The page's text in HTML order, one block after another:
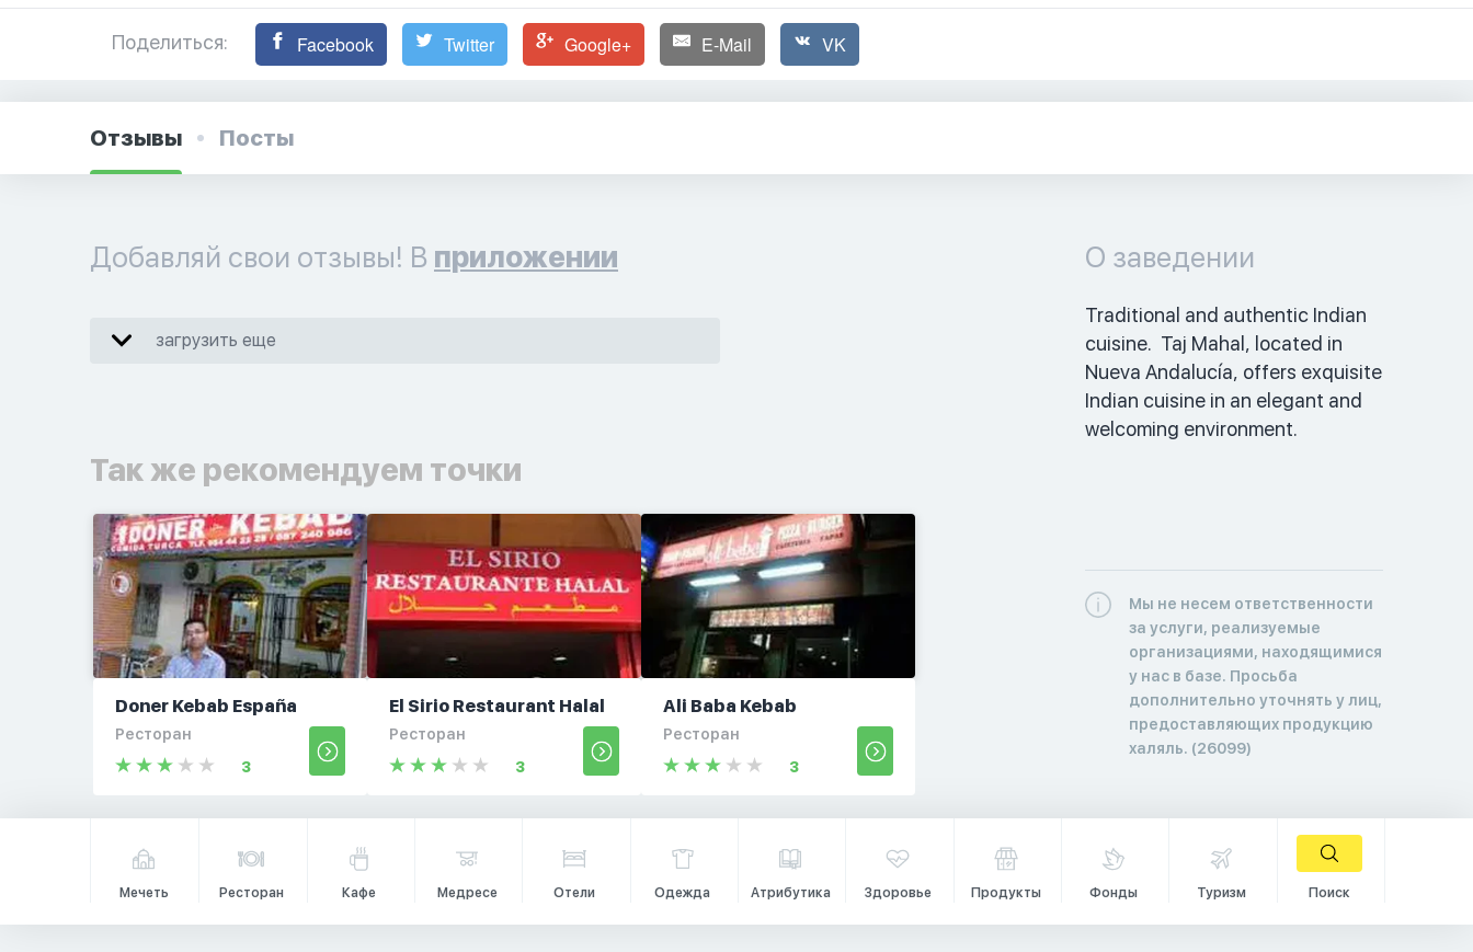
Поделиться: Facebook Twitter Google+ E-Mail VK
Отзывы Посты
Добавляй свои отзывы! В приложении
загрузить еще
Так же рекомендуем точки
Doner Kebab España
Ресторан
3
El Sirio Restaurant Halal
Ресторан
3
Ali Baba Kebab
Ресторан
3
О заведении
Traditional and authentic Indian
cuisine.  Taj Mahal, located in
Nueva Andalucía, offers exquisite
Indian cuisine in an elegant and
welcoming environment.
Мы не несем ответственности
за услуги, реализуемые
организациями, находящимися
у нас в базе. Просьба
дополнительно уточнять у лиц,
предоставляющих продукцию
халяль. (26099)
Мечеть Ресторан Кафе Медресе Отели Одежда Атрибутика Здоровье Продукты Фонды Туризм Поиск